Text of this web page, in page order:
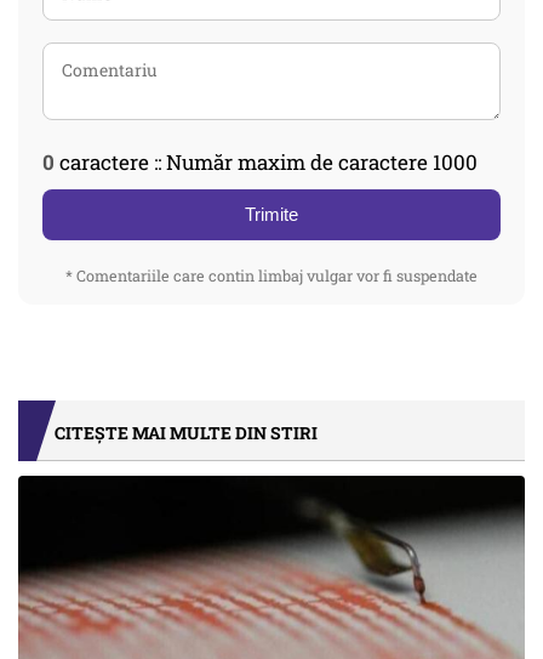
0 caractere :: Număr maxim de caractere 1000
Trimite
* Comentariile care contin limbaj vulgar vor fi suspendate
CITEȘTE MAI MULTE DIN STIRI